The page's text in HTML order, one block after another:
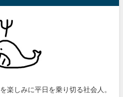
を楽しみに平日を乗り切る社会人。